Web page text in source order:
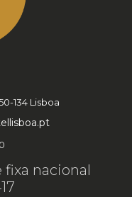
134 Lisboa
nacional